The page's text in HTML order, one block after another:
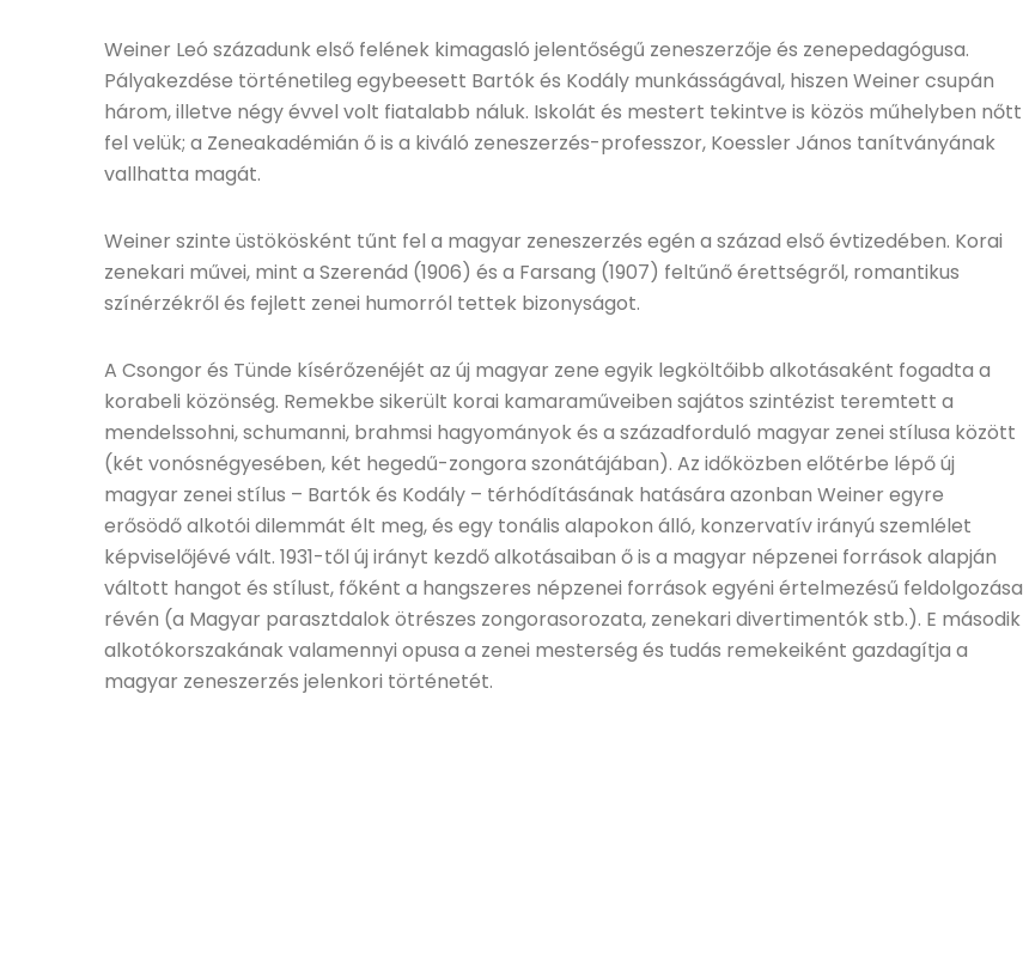
Weiner Leó századunk első felének kimagasló jelentőségű zeneszerzője és zenepedagógusa.
Pályakezdése történetileg egybeesett Bartók és Kodály munkásságával, hiszen Weiner csupán
három, illetve négy évvel volt fiatalabb náluk. Iskolát és mestert tekintve is közös műhelyben nőtt
fel velük; a Zeneakadémián ő is a kiváló zeneszerzés-professzor, Koessler János tanítványának
vallhatta magát.
Weiner szinte üstökösként tűnt fel a magyar zeneszerzés egén a század első évtizedében. Korai
zenekari művei, mint a Szerenád (1906) és a Farsang (1907) feltűnő érettségről, romantikus
színérzékről és fejlett zenei humorról tettek bizonyságot.
A Csongor és Tünde kísérőzenéjét az új magyar zene egyik legköltőibb alkotásaként fogadta a
korabeli közönség. Remekbe sikerült korai kamaraműveiben sajátos szintézist teremtett a
mendelssohni, schumanni, brahmsi hagyományok és a századforduló magyar zenei stílusa között
(két vonósnégyesében, két hegedű-zongora szonátájában). Az időközben előtérbe lépő új
magyar zenei stílus – Bartók és Kodály – térhódításának hatására azonban Weiner egyre
erősödő alkotói dilemmát élt meg, és egy tonális alapokon álló, konzervatív irányú szemlélet
képviselőjévé vált. 1931-től új irányt kezdő alkotásaiban ő is a magyar népzenei források alapján
váltott hangot és stílust, főként a hangszeres népzenei források egyéni értelmezésű feldolgozása
révén (a Magyar parasztdalok ötrészes zongorasorozata, zenekari divertimentók stb.). E második
alkotókorszakának valamennyi opusa a zenei mesterség és tudás remekeiként gazdagítja a
magyar zeneszerzés jelenkori történetét.